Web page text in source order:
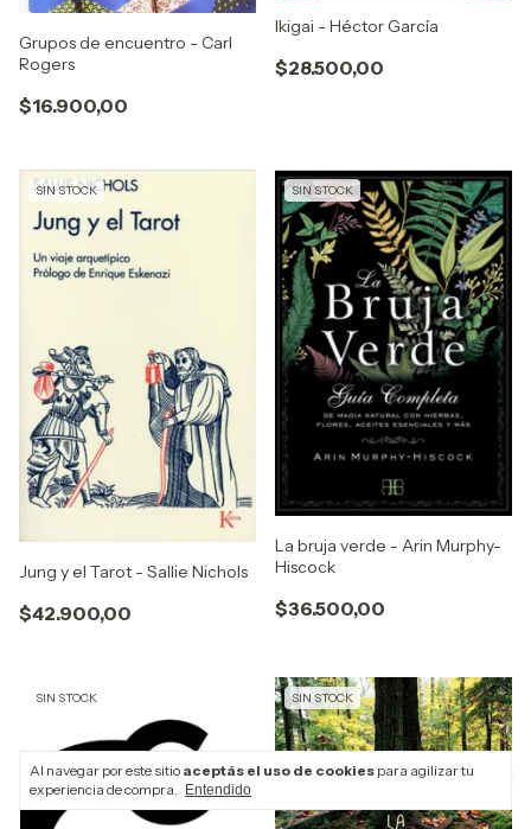
Al navegar por este sitio aceptás el uso de cookies para agilizar tu
experiencia de compra.
Entendido
Grupos de encuentro - Carl
Rogers
$16.900,00
Ikigai - Héctor García
$28.500,00
SIN STOCK
Jung y el Tarot - Sallie Nichols
$42.900,00
SIN STOCK
La bruja verde - Arin Murphy-
Hiscock
$36.500,00
SIN STOCK SIN STOCK